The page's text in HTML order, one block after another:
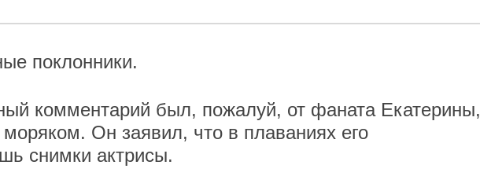
поклонники.
комментарий был, пожалуй, от фаната Екатерины,
моряком. Он заявил, что в плаваниях его
снимки актрисы.